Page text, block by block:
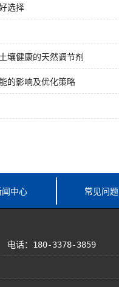
选择
壤健康的天然调节剂
的影响及优化策略
中心 常见问题
电话：180-3378-3859